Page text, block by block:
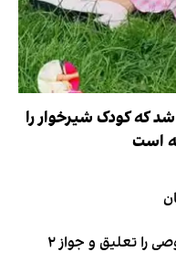
که کودک شیرخوار را
است
طالبان فعالیت ۷ دانشگاه خصوصی را تعلیق و جواز ۲